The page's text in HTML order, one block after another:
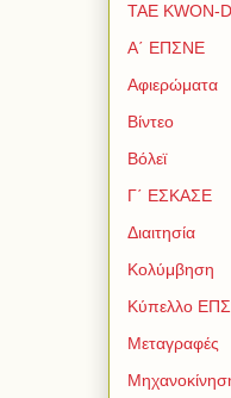
TAE KWON-
Α΄ ΕΠΣΝΕ
Αφιερώματα
Βίντεο
Βόλεϊ
Γ΄ ΕΣΚΑΣΕ
Διαιτησία
Κολύμβηση
Κύπελλο
Μεταγραφές